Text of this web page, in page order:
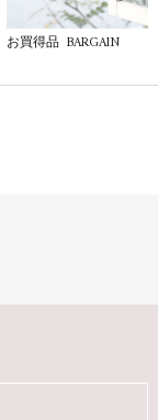
お買得品 BARGAIN